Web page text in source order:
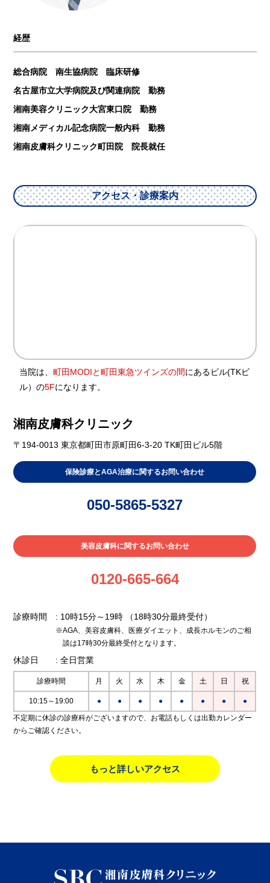
経歴
総合病院 南生協病院 臨床研修
名古屋市立大学病院及び関連病院 勤務
湘南美容クリニック大宮東口院 勤務
湘南メディカル記念病院一般内科 勤務
湘南皮膚科クリニック町田院 院長就任
アクセス・診療案内
当院は、町田MODIと町田東急ツインズの間にあるビル(TKビ
ル）の5Fになります。
湘南皮膚科クリニック
〒194-0013 東京都町田市原町田6-3-20 TK町田ビル5階
保険診療とAGA治療に関するお問い合わせ
050-5865-5327
美容皮膚科に関するお問い合わせ
0120-665-664
診療時間 : 10時15分～19時 （18時30分最終受付）
※AGA、美容皮膚科、医療ダイエット、成長ホルモンのご相
談は17時30分最終受付となります。
休診日 : 全日営業
診療時間 月 火 水 木 金 土 日 祝
10:15～19:00 ● ● ● ● ● ● ●
●
不定期に休診の診療科がございますので、お電話もしくは出勤カレンダー
からご確認ください。
もっと詳しいアクセス